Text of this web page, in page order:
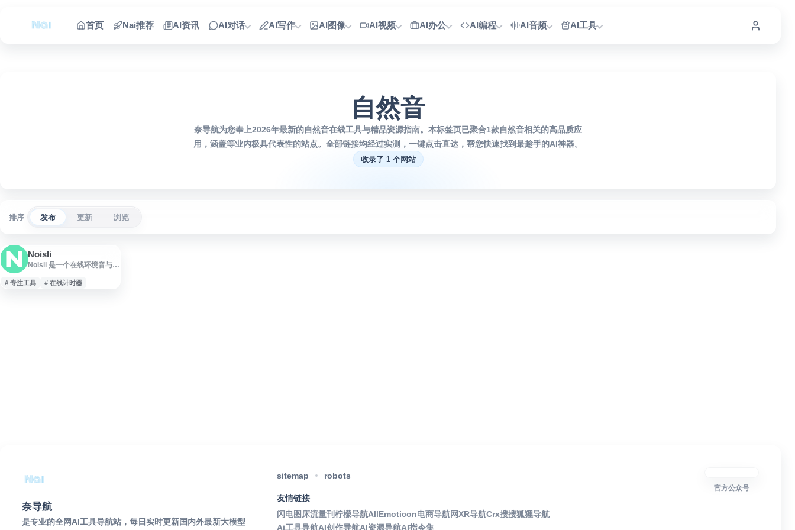
首页
Nai推荐 AI资讯 AI对话 AI写作 AI图像 AI视频 AI办公 AI编程 AI音频 AI工具
自然音
奈导航为您奉上2026年最新的自然音在线工具与精品资源指南。本标签页已聚合1款自然音相关的高品质应
用，涵盖等业内极具代表性的站点。全部链接均经过实测，一键点击直达，帮您快速找到最趁手的AI神器。
收录了 1 个网站
排序 发布 更新 浏览
Noisli
Noisli 是一个在线环境音与白
声、自然音、粉红噪音、棕
# 专注工具 # 在线计时器
奈导航
是专业的全网AI工具导航站，每日实时更新国内外最新大模型
sitemap robots
友情链接
闪电图床流量刊柠檬导航AllEmoticon电商导航网XR导航Crx搜搜狐狸导航
Ai工具导航AI创作导航AI资源导航AI指令集
官方公众号